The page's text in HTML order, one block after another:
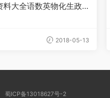
料大全语数英物化生政
年最新真题带听力
2018-05-13
蜀ICP备13018627号-2